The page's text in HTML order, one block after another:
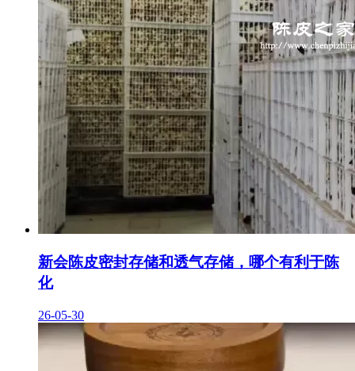
新会陈皮密封存储和透气存储，哪个有利于陈
化
26-05-30